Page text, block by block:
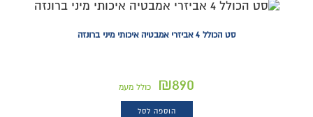
סט הכולל 4 אביזרי אמבטיה איכותי מיני ברונזה
₪890 כולל מעמ
הוספה לסל